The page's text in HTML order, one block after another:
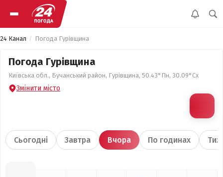
24 Канал Погода Гурівщина
Погода Гурівщина
Київська обл., Бучанський район, Гурівщина, 50.43°Пн, 30.09°Сх
Змінити місто
Сьогодні Завтра Вчора По годинах